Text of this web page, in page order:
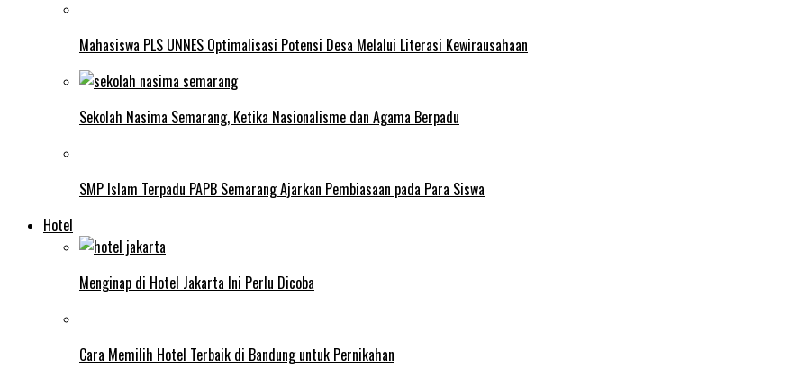
Mahasiswa PLS UNNES Optimalisasi Potensi Desa Melalui Literasi Kewirausahaan
Sekolah Nasima Semarang, Ketika Nasionalisme dan Agama Berpadu
SMP Islam Terpadu PAPB Semarang Ajarkan Pembiasaan pada Para Siswa
Hotel
Menginap di Hotel Jakarta Ini Perlu Dicoba
Cara Memilih Hotel Terbaik di Bandung untuk Pernikahan